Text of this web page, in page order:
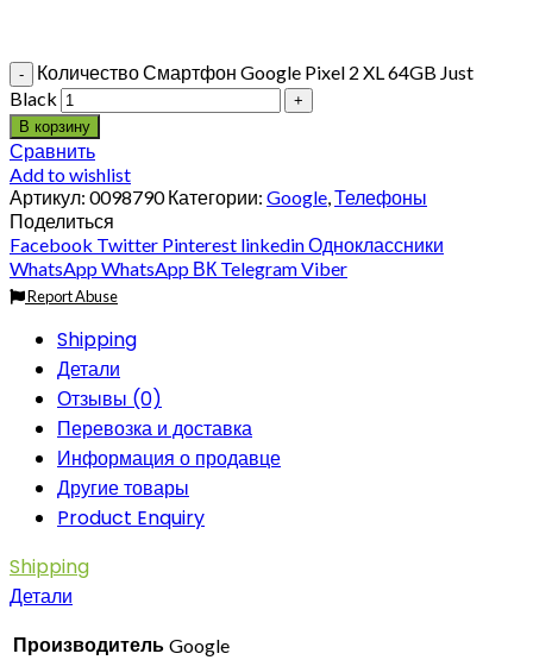
Количество Смартфон Google Pixel 2 XL 64GB Just
Black
В корзину
Сравнить
Add to wishlist
Артикул: 0098790 Категории: Google,Телефоны
Поделиться
Facebook Twitter Pinterest linkedinОдноклассники
WhatsAppWhatsApp ВК TelegramViber
Report Abuse
Shipping
Детали
Отзывы (0)
Перевозка и доставка
Информация о продавце
Другие товары
Product Enquiry
Shipping
Детали
Производитель Google